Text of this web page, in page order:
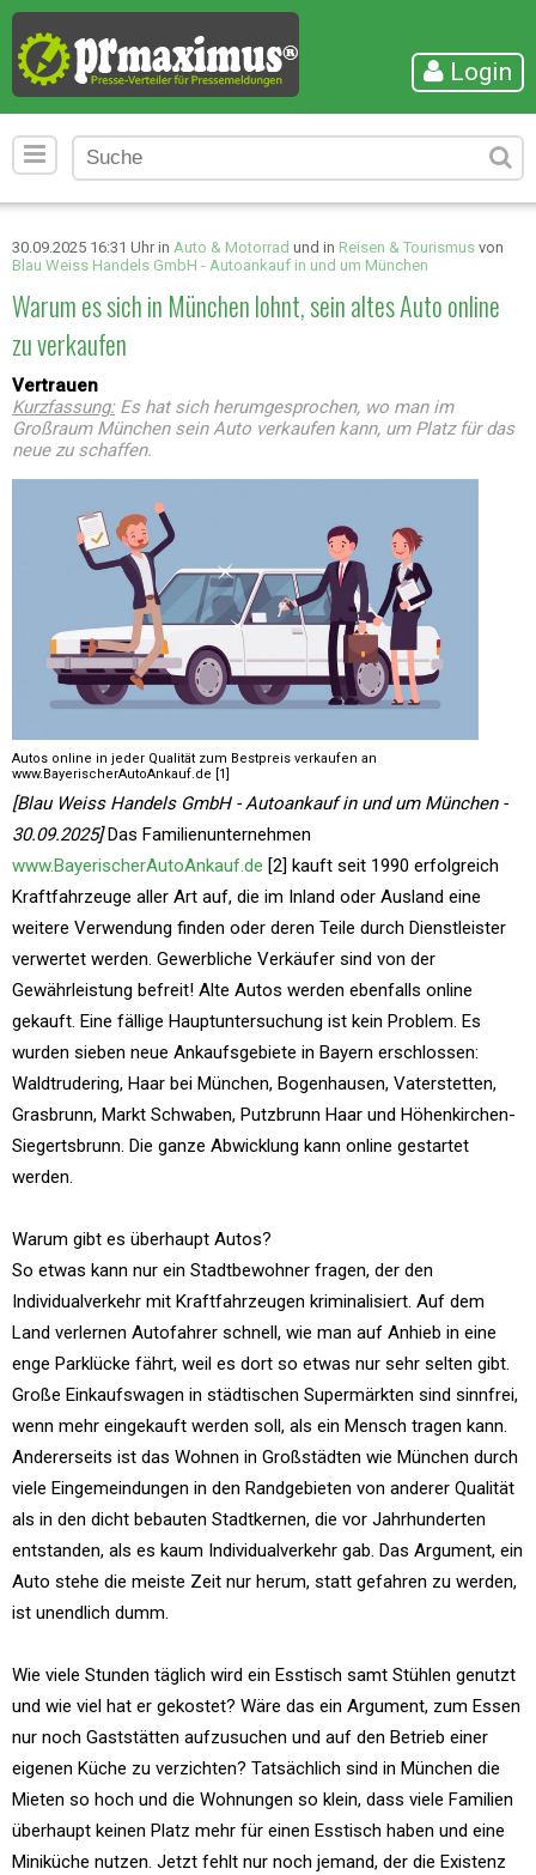
Login
30.09.2025 16:31 Uhr in Auto & Motorrad und in Reisen & Tourismus von
Blau Weiss Handels GmbH - Autoankauf in und um München
Warum es sich in München lohnt, sein altes Auto online
zu verkaufen
Vertrauen
Kurzfassung:Es hat sich herumgesprochen, wo man im
Großraum München sein Auto verkaufen kann, um Platz für das
neue zu schaffen.
Autos online in jeder Qualität zum Bestpreis verkaufen an
www.BayerischerAutoAnkauf.de [1]
[Blau Weiss Handels GmbH - Autoankauf in und um München -
30.09.2025]Das Familienunternehmen
www.BayerischerAutoAnkauf.de [2] kauft seit 1990 erfolgreich
Kraftfahrzeuge aller Art auf, die im Inland oder Ausland eine
weitere Verwendung finden oder deren Teile durch Dienstleister
verwertet werden. Gewerbliche Verkäufer sind von der
Gewährleistung befreit! Alte Autos werden ebenfalls online
gekauft. Eine fällige Hauptuntersuchung ist kein Problem. Es
wurden sieben neue Ankaufsgebiete in Bayern erschlossen:
Waldtrudering, Haar bei München, Bogenhausen, Vaterstetten,
Grasbrunn, Markt Schwaben, Putzbrunn Haar und Höhenkirchen-
Siegertsbrunn. Die ganze Abwicklung kann online gestartet
werden.
Warum gibt es überhaupt Autos?
So etwas kann nur ein Stadtbewohner fragen, der den
Individualverkehr mit Kraftfahrzeugen kriminalisiert. Auf dem
Land verlernen Autofahrer schnell, wie man auf Anhieb in eine
enge Parklücke fährt, weil es dort so etwas nur sehr selten gibt.
Große Einkaufswagen in städtischen Supermärkten sind sinnfrei,
wenn mehr eingekauft werden soll, als ein Mensch tragen kann.
Andererseits ist das Wohnen in Großstädten wie München durch
viele Eingemeindungen in den Randgebieten von anderer Qualität
als in den dicht bebauten Stadtkernen, die vor Jahrhunderten
entstanden, als es kaum Individualverkehr gab. Das Argument, ein
Auto stehe die meiste Zeit nur herum, statt gefahren zu werden,
ist unendlich dumm.
Wie viele Stunden täglich wird ein Esstisch samt Stühlen genutzt
und wie viel hat er gekostet? Wäre das ein Argument, zum Essen
nur noch Gaststätten aufzusuchen und auf den Betrieb einer
eigenen Küche zu verzichten? Tatsächlich sind in München die
Mieten so hoch und die Wohnungen so klein, dass viele Familien
überhaupt keinen Platz mehr für einen Esstisch haben und eine
Miniküche nutzen. Jetzt fehlt nur noch jemand, der die Existenz